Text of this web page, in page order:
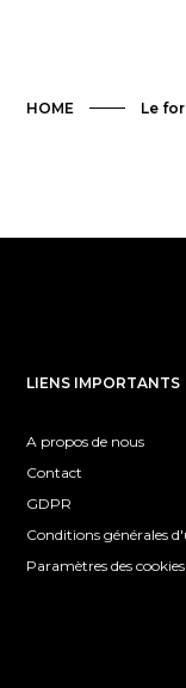
HOME Le
LIENS IMPORTANTS
A propos de nous
Contact
GDPR
Conditions générales
Paramètres des cookies